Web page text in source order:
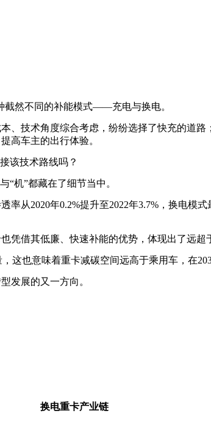
截然不同的补能模式——充电与换电。
、技术角度综合考虑，纷纷选择了快充的道
高车主的出行体验。
该技术路线吗？
“机”都藏在了细节当中。
率从2020年0.2%提升至2022年3.7%，换电
借其低廉、快速补能的优势，体现出了远超
这也意味着重卡减碳空间远高于乘用车，在
发展的又一方向。
换电重卡产业链